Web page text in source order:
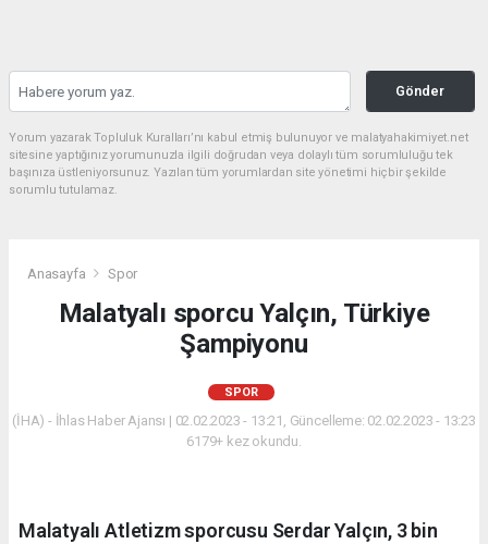
Gönder
Yorum yazarak Topluluk Kuralları’nı kabul etmiş bulunuyor ve malatyahakimiyet.net
sitesine yaptığınız yorumunuzla ilgili doğrudan veya dolaylı tüm sorumluluğu tek
başınıza üstleniyorsunuz. Yazılan tüm yorumlardan site yönetimi hiçbir şekilde
sorumlu tutulamaz.
Anasayfa Spor
Malatyalı sporcu Yalçın, Türkiye
Şampiyonu
SPOR
(İHA) - İhlas Haber Ajansı | 02.02.2023 - 13:21, Güncelleme: 02.02.2023 - 13:23
6179+ kez okundu.
Malatyalı Atletizm sporcusu Serdar Yalçın, 3 bin